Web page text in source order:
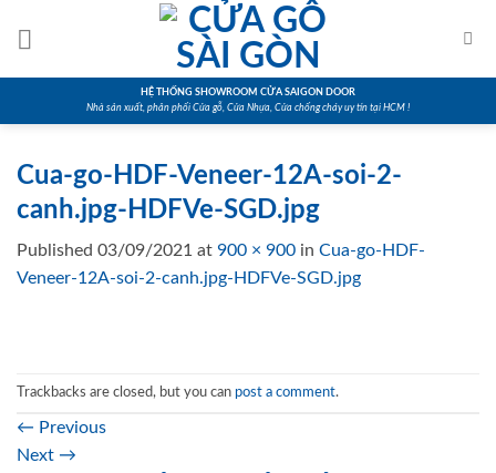
HỆ THỐNG SHOWROOM CỬA SAIGON DOOR
Nhà sản xuất, phân phối Cửa gỗ, Cửa Nhựa, Cửa chống cháy uy tín tại HCM !
Cua-go-HDF-Veneer-12A-soi-2-
canh.jpg-HDFVe-SGD.jpg
Published 03/09/2021 at 900 × 900 in Cua-go-HDF-
Veneer-12A-soi-2-canh.jpg-HDFVe-SGD.jpg
Trackbacks are closed, but you can post a comment.
← Previous
Next →